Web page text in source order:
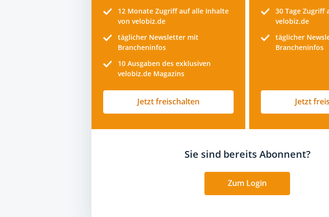
12 Monate Zugriff auf alle Inhalte
von velobiz.de
täglicher Newsletter mit
Brancheninfos
10 Ausgaben des exklusiven
velobiz.de Magazins
Jetzt freischalten
30 Tage Zugriff
velobiz.de
täglicher
Brancheninfos
Jetzt
Sie sind bereits Abonnent?
Zum Login